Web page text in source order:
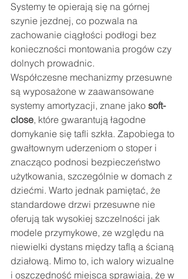
Systemy te opierają się na górnej
szynie jezdnej, co pozwala na
zachowanie ciągłości podłogi bez
konieczności montowania progów czy
dolnych prowadnic.
Współczesne mechanizmy przesuwne
są wyposażone w zaawansowane
systemy amortyzacji, znane jako soft-
close, które gwarantują łagodne
domykanie się tafli szkła. Zapobiega to
gwałtownym uderzeniom o stoper i
znacząco podnosi bezpieczeństwo
użytkowania, szczególnie w domach z
dziećmi. Warto jednak pamiętać, że
standardowe drzwi przesuwne nie
oferują tak wysokiej szczelności jak
modele przymykowe, ze względu na
niewielki dystans między taflą a ścianą
działową. Mimo to, ich walory wizualne
i oszczędność miejsca sprawiają, że w